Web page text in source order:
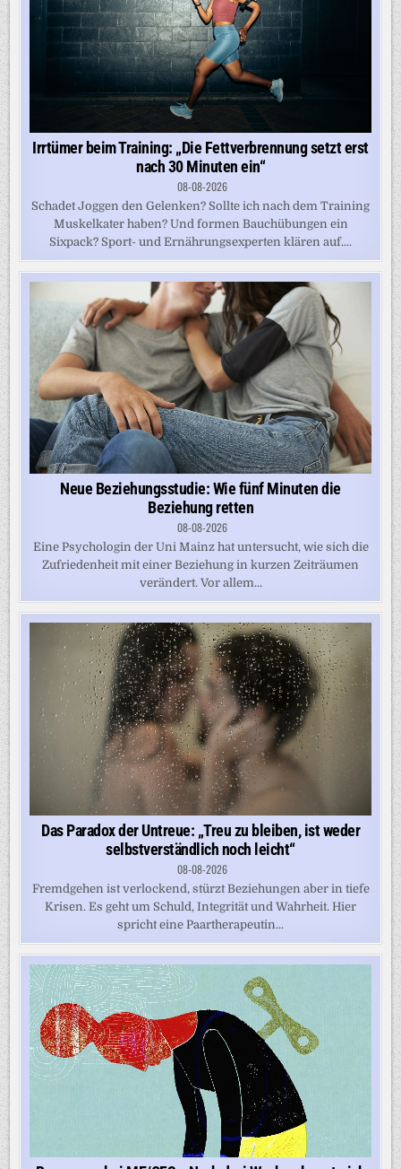
Irrtümer beim Training: „Die Fettverbrennung setzt erst
nach 30 Minuten ein“
08-08-2026
Schadet Joggen den Gelenken? Sollte ich nach dem Training
Muskelkater haben? Und formen Bauchübungen ein
Sixpack? Sport- und Ernährungsexperten klären auf....
Neue Beziehungsstudie: Wie fünf Minuten die
Beziehung retten
08-08-2026
Eine Psychologin der Uni Mainz hat untersucht, wie sich die
Zufriedenheit mit einer Beziehung in kurzen Zeiträumen
verändert. Vor allem...
Das Paradox der Untreue: „Treu zu bleiben, ist weder
selbstverständlich noch leicht“
08-08-2026
Fremdgehen ist verlockend, stürzt Beziehungen aber in tiefe
Krisen. Es geht um Schuld, Integrität und Wahrheit. Hier
spricht eine Paartherapeutin...